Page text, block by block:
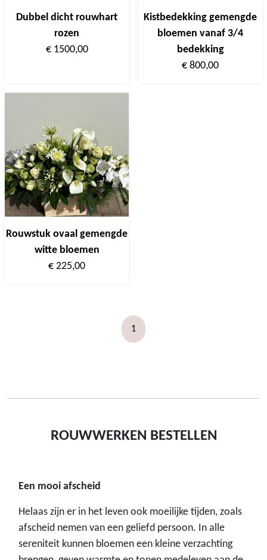
Dubbel dicht rouwhart
rozen
€ 1500,00
Kistbedekking gemengde
bloemen vanaf 3/4
bedekking
€ 800,00
Rouwstuk ovaal gemengde
witte bloemen
€ 225,00
1
ROUWWERKEN BESTELLEN
Een mooi afscheid
Helaas zijn er in het leven ook moeilijke tijden, zoals
afscheid nemen van een geliefd persoon. In alle
sereniteit kunnen bloemen een kleine verzachting